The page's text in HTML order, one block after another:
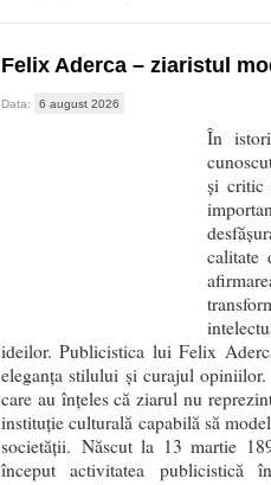
Felix Aderca – ziaristul
Data: 6 august 2026
În
și critic
calitate
ideilor. Publicistica lui Felix
eleganța stilului și curajul
care au înțeles că ziarul nu
instituție culturală capabilă să
societății. Născut la 13 martie
început activitatea publicistică